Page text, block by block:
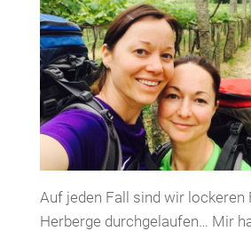
Auf jeden Fall sind wir lockeren
Herberge durchgelaufen… Mir